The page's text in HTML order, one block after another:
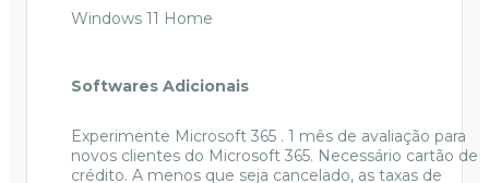
Windows 11 Home
Softwares Adicionais
Experimente Microsoft 365 . 1 mês de avaliação para
novos clientes do Microsoft 365. Necessário cartão de
crédito. A menos que seja cancelado, as taxas de